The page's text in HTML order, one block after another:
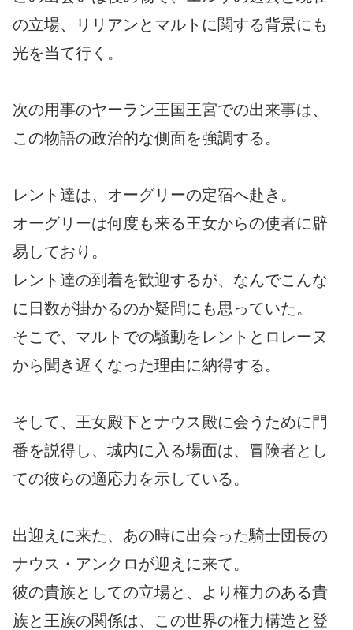
の立場、リリアンとマルトに関する背景にも
光を当て行く。
次の用事のヤーラン王国王宮での出来事は、
この物語の政治的な側面を強調する。
レント達は、オーグリーの定宿へ赴き。
オーグリーは何度も来る王女からの使者に辟
易しており。
レント達の到着を歓迎するが、なんでこんな
に日数が掛かるのか疑問にも思っていた。
そこで、マルトでの騒動をレントとロレーヌ
から聞き遅くなった理由に納得する。
そして、王女殿下とナウス殿に会うために門
番を説得し、城内に入る場面は、冒険者とし
ての彼らの適応力を示している。
出迎えに来た、あの時に出会った騎士団長の
ナウス・アンクロが迎えに来て。
彼の貴族としての立場と、より権力のある貴
族と王族の関係は、この世界の権力構造と登